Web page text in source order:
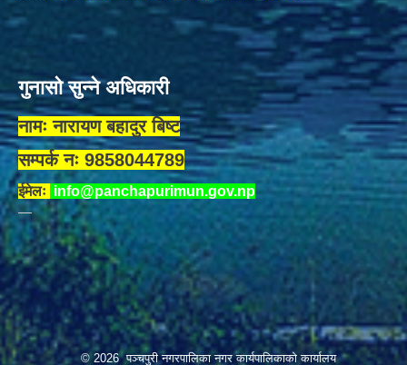
गुनासो सुन्ने अधिकारी
नामः नारायण बहादुर बिष्ट
सम्पर्क नः 9858044789
ईमेलः info@panchapurimun.gov.np
© 2026 पञ्चपुरी नगरपालिका नगर कार्यपालिकाको कार्यालय